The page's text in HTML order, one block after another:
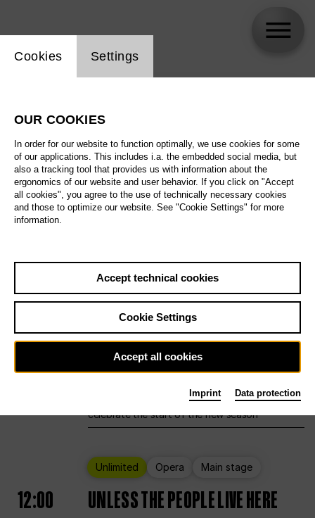
All artistic fields
All locations
All features
Sat29.8.
Ballet Main stage Staatsballett Berlin
12:00 Eröffnungswochenende
Deutsche Oper Berlin opens its doors to
celebrate the start of the new season
Unlimited Opera Main stage
12:00 UNLESS THE PEOPLE LIVE HERE
Website cookie setting
Cookies Settings
OUR COOKIES
In order for our website to function optimally, we use cookies for some
of our applications. This includes i.a. the embedded social media, but
also a tracking tool that provides us with information about the
ergonomics of our website and user behavior. If you click on "Accept
all cookies", you agree to the use of technically necessary cookies
and those to optimize our website. See "Cookie Settings" for more
information.
Accept technical cookies
Cookie Settings
Accept all cookies
Imprint Data protection